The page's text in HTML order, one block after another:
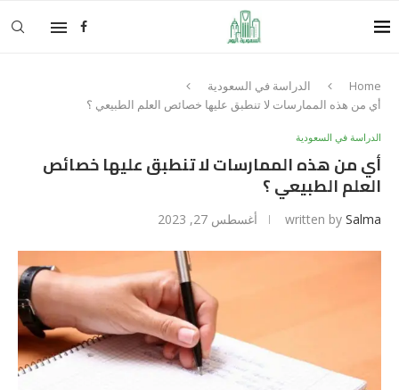
Home
الدراسة في السعودية
أي من هذه الممارسات لا تنطبق عليها خصائص العلم الطبيعي ؟
الدراسة في السعودية
أي من هذه الممارسات لا تنطبق عليها خصائص
العلم الطبيعي ؟
written by Salma أغسطس 27, 2023